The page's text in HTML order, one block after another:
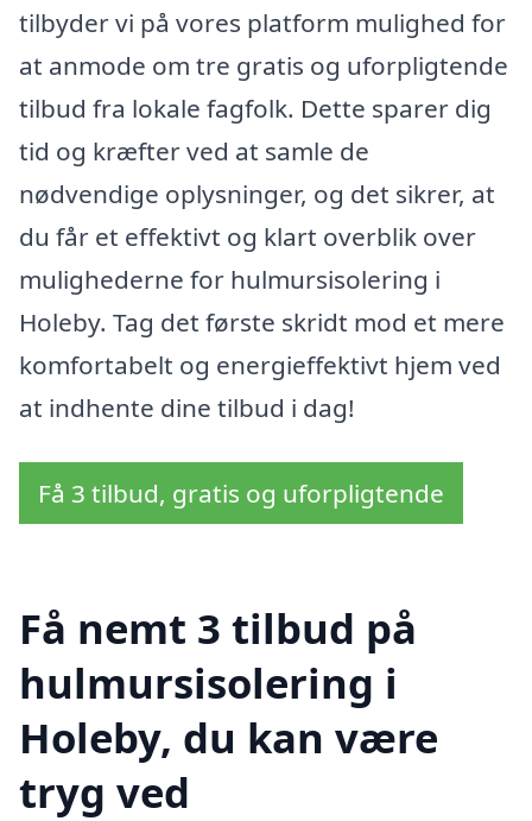
tilbyder vi på vores platform mulighed for
at anmode om tre gratis og uforpligtende
tilbud fra lokale fagfolk. Dette sparer dig
tid og kræfter ved at samle de
nødvendige oplysninger, og det sikrer, at
du får et effektivt og klart overblik over
mulighederne for hulmursisolering i
Holeby. Tag det første skridt mod et mere
komfortabelt og energieffektivt hjem ved
at indhente dine tilbud i dag!
Få 3 tilbud, gratis og uforpligtende
Få nemt 3 tilbud på
hulmursisolering i
Holeby, du kan være
tryg ved